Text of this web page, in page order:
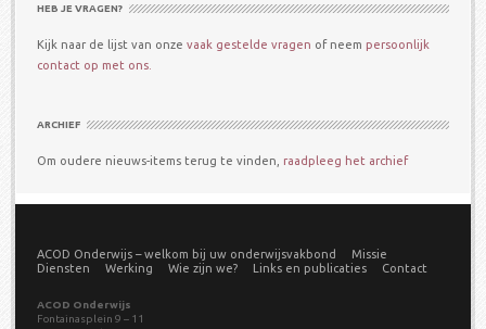
HEB JE VRAGEN?
Kijk naar de lijst van onze vaak gestelde vragen of neem persoonlijk
contact op met ons.
ARCHIEF
Om oudere nieuws-items terug te vinden, raadpleeg het archief
ACOD Onderwijs – welkom bij uw onderwijsvakbond
Missie
Diensten
Werking Wie zijn we? Links en publicaties Contact
ACOD Onderwijs
Fontainasplein 9 – 11